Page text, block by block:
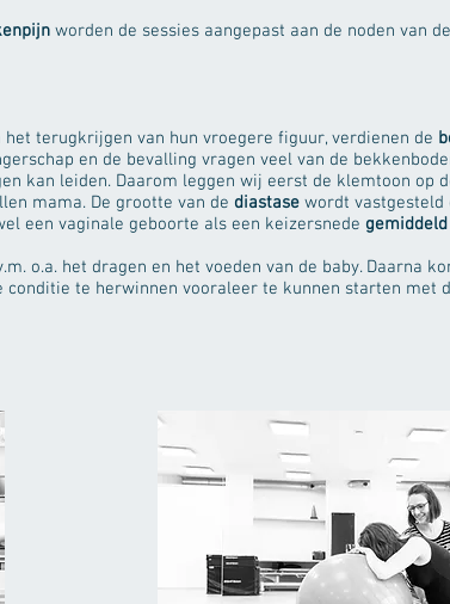
worden de sessies aangepast aan de noden van
terugkrijgen van hun vroegere figuur, verdienen de
en de bevalling vragen veel van de
kan leiden. Daarom leggen wij eerst de klemtoon op
mama. De grootte van de diastase wordt vastgesteld
een vaginale geboorte als een keizersnede
o.a. het dragen en het voeden van de baby. Daarna
conditie te herwinnen vooraleer te kunnen starten met